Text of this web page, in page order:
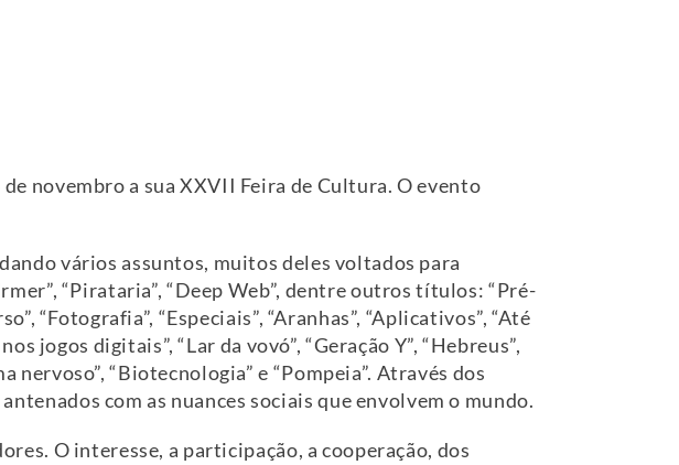
novembro a sua XXVII Feira de Cultura. O evento
vários assuntos, muitos deles voltados para
“Pirataria”, “Deep Web”, dentre outros títulos: “Pré-
“Fotografia”, “Especiais”, “Aranhas”, “Aplicativos”, “Até
jogos digitais”, “Lar da vovó”, “Geração Y”, “Hebreus”,
nervoso”, “Biotecnologia” e “Pompeia”. Através dos
com as nuances sociais que envolvem o mundo.
O interesse, a participação, a cooperação, dos